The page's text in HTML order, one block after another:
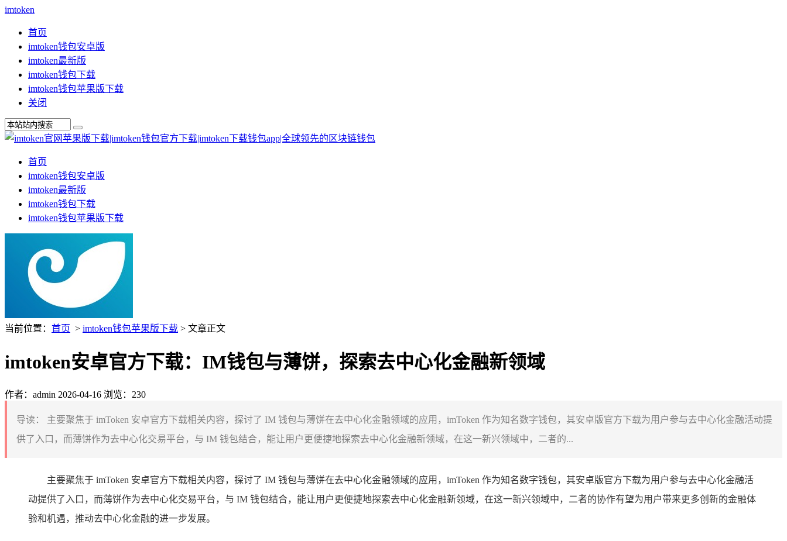
imtoken
首页
imtoken钱包安卓版
imtoken最新版
imtoken钱包下载
imtoken钱包苹果版下载
关闭
首页
imtoken钱包安卓版
imtoken最新版
imtoken钱包下载
imtoken钱包苹果版下载
当前位置： 首页 > imtoken钱包苹果版下载 > 文章正文
imtoken安卓官方下载：IM钱包与薄饼，探索去中心化金融新领域
作者：admin 2026-04-16 浏览：230
导读：
主要聚焦于 imToken 安卓官方下载相关内容，探讨了 IM 钱包与薄饼在去中心化金融领域的应用，imToken 作为知名数字钱包，其安卓版官方下载为用户参与去中心化金融活动提
供了入口，而薄饼作为去中心化交易平台，与 IM 钱包结合，能让用户更便捷地探索去中心化金融新领域，在这一新兴领域中，二者的...
主要聚焦于 imToken 安卓官方下载相关内容，探讨了 IM 钱包与薄饼在去中心化金融领域的应用，imToken 作为知名数字钱包，其安卓版官方下载为用户参与去中心化金融活
动提供了入口，而薄饼作为去中心化交易平台，与 IM 钱包结合，能让用户更便捷地探索去中心化金融新领域，在这一新兴领域中，二者的协作有望为用户带来更多创新的金融体
验和机遇，推动去中心化金融的进一步发展。